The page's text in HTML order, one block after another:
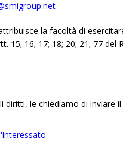
la facoltà di
15; 16; 17; 18; 20; 21; 77
diritti, le chiediamo di